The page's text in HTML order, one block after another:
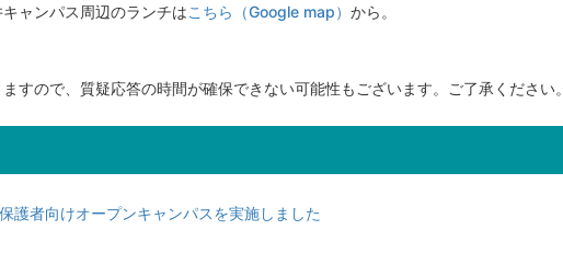
ャンパス周辺のランチはこちら（Google map） から。
すので、質疑応答の時間が確保できない可能性もございます。ご了承ください。
護者向けオープンキャンパスを実施しました